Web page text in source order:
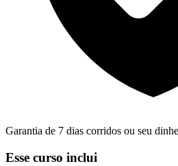
Garantia de 7 dias corridos ou seu
Esse curso inclui